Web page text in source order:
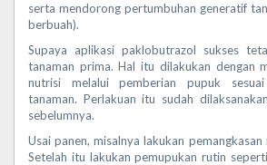
serta mendorong pertumbuhan generatif
berbuah).
Supaya aplikasi paklobutrazol sukses
tanaman prima. Hal itu dilakukan dengan
nutrisi melalui pemberian pupuk
tanaman. Perlakuan itu sudah
sebelumnya.
Usai panen, misalnya lakukan
Setelah itu lakukan pemupukan rutin